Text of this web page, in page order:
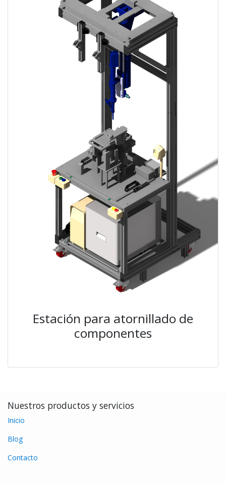
Estación para atornillado de
componentes
Nuestros productos y servicios
Inicio
Blog
Contacto